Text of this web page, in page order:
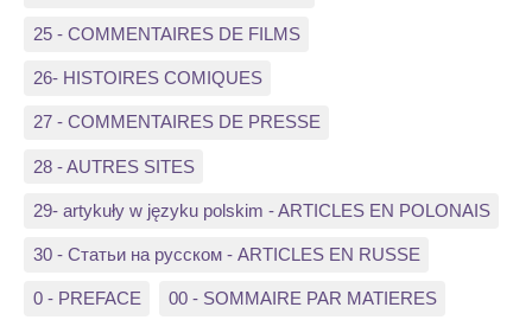
25 - COMMENTAIRES DE FILMS
26- HISTOIRES COMIQUES
27 - COMMENTAIRES DE PRESSE
28 - AUTRES SITES
29- artykuły w języku polskim - ARTICLES EN POLONAIS
30 - Статьи на русском - ARTICLES EN RUSSE
0 - PREFACE 00 - SOMMAIRE PAR MATIERES